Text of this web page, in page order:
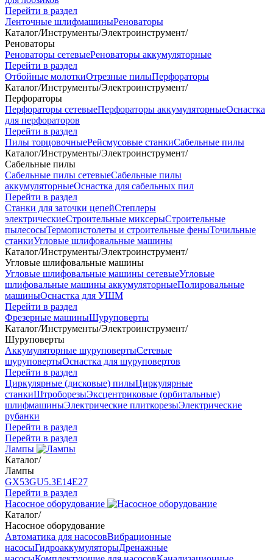
Перейти в раздел
Ленточные шлифмашиныРеноваторы
Каталог/Инструменты/Электроинструмент/
Реноваторы
Реноваторы сетевыеРеноваторы аккумуляторные
Перейти в раздел
Отбойные молоткиОтрезные пилыПерфораторы
Каталог/Инструменты/Электроинструмент/
Перфораторы
Перфораторы сетевыеПерфораторы аккумуляторныеОснастка
для перфораторов
Перейти в раздел
Пилы торцовочныеРейсмусовые станкиСабельные пилы
Каталог/Инструменты/Электроинструмент/
Сабельные пилы
Сабельные пилы сетевыеСабельные пилы
аккумуляторныеОснастка для сабельных пил
Перейти в раздел
Станки для заточки цепейСтеплеры
электрическиеСтроительные миксерыСтроительные
пылесосыТермопистолеты и строительные феныТочильные
станкиУгловые шлифовальные машины
Каталог/Инструменты/Электроинструмент/
Угловые шлифовальные машины
Угловые шлифовальные машины сетевыеУгловые
шлифовальные машины аккумуляторныеПолировальные
машиныОснастка для УШМ
Перейти в раздел
Фрезерные машиныШуруповерты
Каталог/Инструменты/Электроинструмент/
Шуруповерты
Аккумуляторные шуруповертыСетевые
шуруповертыОснастка для шуруповертов
Перейти в раздел
Циркулярные (дисковые) пилыЦиркулярные
станкиШтроборезыЭксцентриковые (орбитальные)
шлифмашиныЭлектрические плиткорезыЭлектрические
рубанки
Перейти в раздел
Перейти в раздел
Лампы
Каталог/
Лампы
GX53GU5.3Е14Е27
Перейти в раздел
Насосное оборудование
Каталог/
Насосное оборудование
Автоматика для насосовВибрационные
насосыГидроаккумуляторыДренажные